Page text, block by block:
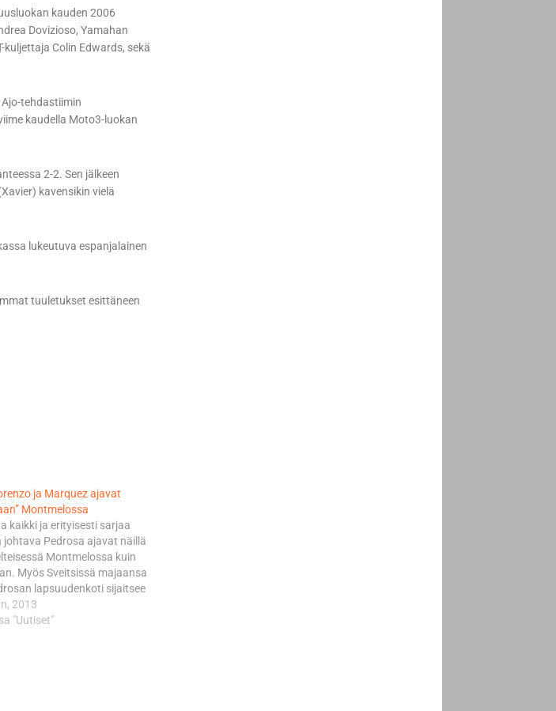
kauden 2006
Dovizioso, Yamahan
Colin Edwards, sekä
tehdastiimin
kaudella Moto3-luokan
2-2. Sen jälkeen
kavensikin vielä
lukeutuva espanjalainen
tuuletukset esittäneen
ja Marquez ajavat
Montmelossa
kaikki ja erityisesti sarjaa
johtava Pedrosa ajavat näillä
Montmelossa kuin
Myös Sveitsissä majaansa
lapsuudenkoti sijaitsee
tunnin ajomatkan päässä
nopeasta näyttämöstä.
2013
"Uutiset"